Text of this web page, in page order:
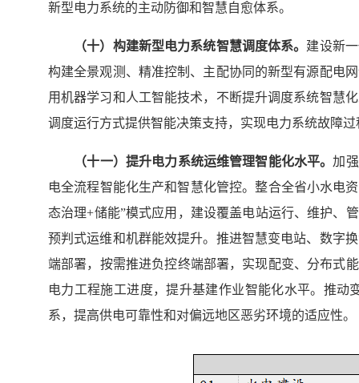
新型电力系统的主动防御和智慧自愈体系。
（十） 构建新型电力系统智慧调度体系。 建设新
构建全景观测、精准控制、主配协同的新型有源配电
用机器学习和人工智能技术，不断提升调度系统智慧
调度运行方式提供智能决策支持，实现电力系统故障
（十一）提升电力系统运维管理智能化水平。加
电全流程智能化生产和智慧化管控。整合全省小水电
态治理+储能”模式应用，建设覆盖电站运行、维护、
预判式运维和机群能效提升。推进智慧变电站、数字
端部署，按需推进负控终端部署，实现配变、分布式
电力工程施工进度，提升基建作业智能化水平。推
系，提高供电可靠性和对偏远地区恶劣环境的适应性。